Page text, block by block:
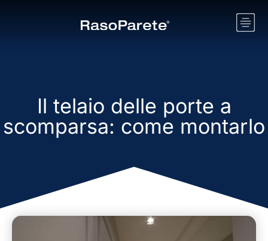
Il telaio delle porte a
scomparsa: come montarlo